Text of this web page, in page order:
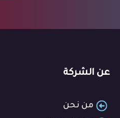
عن الشركة
من نحن